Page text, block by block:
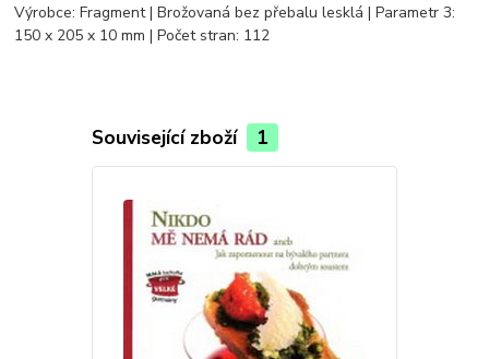
Výrobce: Fragment | Brožovaná bez přebalu lesklá | Parametr 3:
150 x 205 x 10 mm | Počet stran: 112
Související zboží 1